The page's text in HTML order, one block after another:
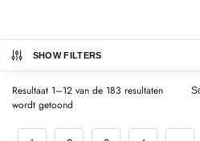
SHOW FILTERS
Resultaat 1–12 van de 183 resultaten
wordt getoond